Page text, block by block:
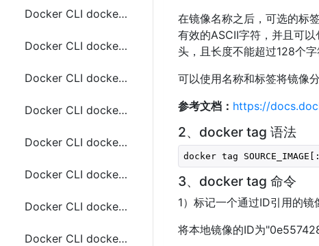
Docker CLI docker checkpoint常用命令
Docker CLI docker commit 常用命令
Docker CLI docker config create 常用命令
Docker CLI docker config inspect 常用命令
Docker CLI docker config ls 常用命令
Docker CLI docker config rm 常用命令
Docker CLI docker compose常用命令
Docker CLI docker compose build常用命令
在镜像名称之后，可选的标
有效的ASCII字符，并且可
头，且长度不能超过128个
可以使用名称和标签将镜像
参考文档： https://
2、docker tag 语法
docker tag
3、docker tag 命令
1）标记一个通过ID引用的镜
将本地镜像的ID为